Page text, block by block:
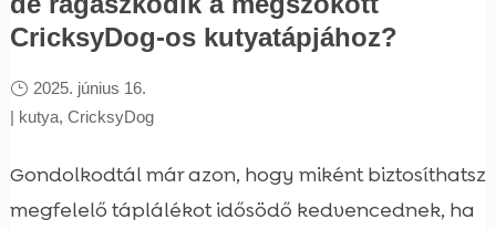
CricksyDog-os kutyatápjához?
2025. június 16.
| kutya, CricksyDog
Gondolkodtál már azon, hogy miként biztosíthatsz
megfelelő táplálékot idősödő kedvencednek, ha